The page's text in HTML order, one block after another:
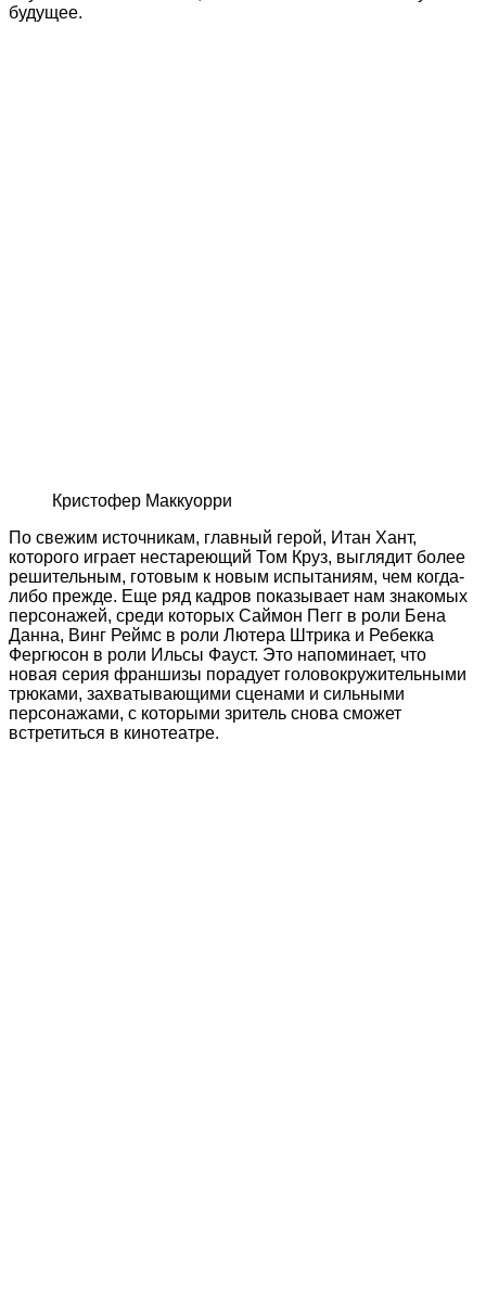
будущее.
Кристофер Маккуорри
По свежим источникам, главный герой, Итан Хант,
которого играет нестареющий Том Круз, выглядит более
решительным, готовым к новым испытаниям, чем когда-
либо прежде. Еще ряд кадров показывает нам знакомых
персонажей, среди которых Саймон Пегг в роли Бена
Данна, Винг Реймс в роли Лютера Штрика и Ребекка
Фергюсон в роли Ильсы Фауст. Это напоминает, что
новая серия франшизы порадует головокружительными
трюками, захватывающими сценами и сильными
персонажами, с которыми зритель снова сможет
встретиться в кинотеатре.